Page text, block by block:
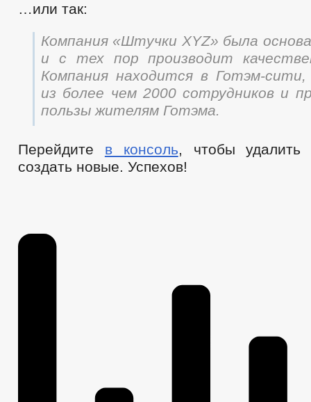
…или так:
Компания «Штучки XYZ» была
и с тех пор производит
Компания находится в Готэм-
из более чем 2000 сотрудников и
пользы жителям Готэма.
Перейдите в консоль, чтобы удалить
создать новые. Успехов!